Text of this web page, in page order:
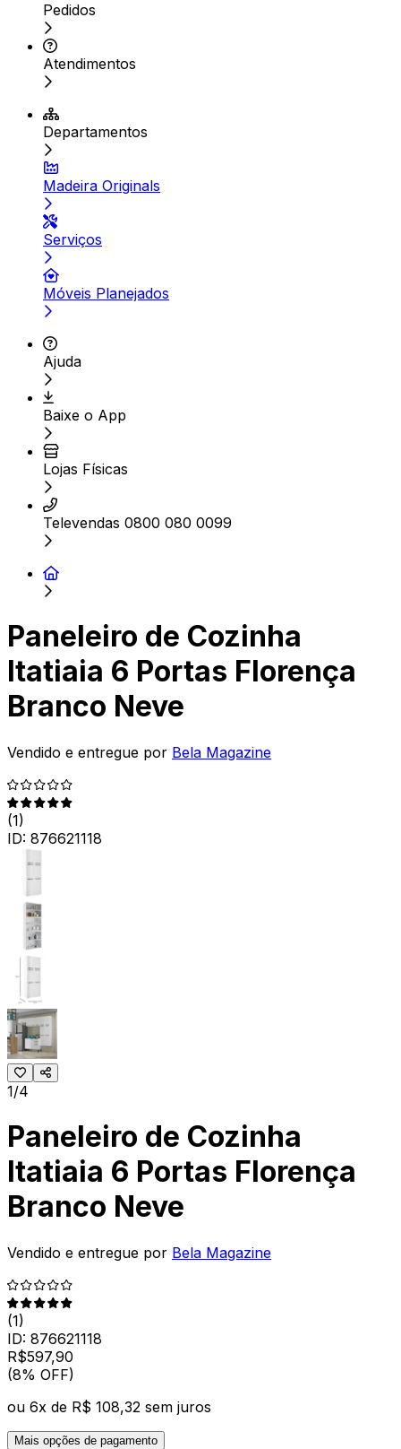
Pedidos
Atendimentos
Departamentos
Madeira Originals
Serviços
Móveis Planejados
Ajuda
Baixe o App
Lojas Físicas
Televendas 0800 080 0099
Paneleiro de Cozinha
Itatiaia 6 Portas Florença
Branco Neve
Vendido e entregue por Bela Magazine
(1)
ID: 876621118
1/4
Paneleiro de Cozinha
Itatiaia 6 Portas Florença
Branco Neve
Vendido e entregue por Bela Magazine
(1)
ID: 876621118
R$597,90
(8% OFF)
ou 6x de R$ 108,32 sem juros
Mais opções de pagamento